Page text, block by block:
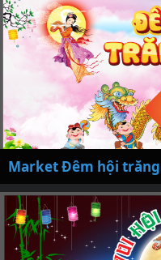
Market Đêm hội trăng